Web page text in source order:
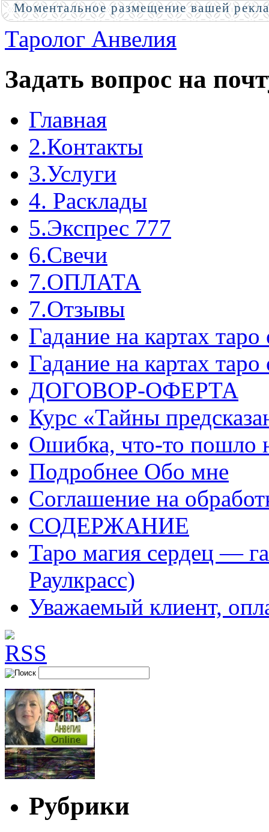
Таролог Анвелия
Задать вопрос на
Главная
2.Контакты
3.Услуги
4. Расклады
5.Экспрес 777
6.Свечи
7.ОПЛАТА
7.Отзывы
Гадание на картах
Гадание на картах
ДОГОВОР-ОФЕРТА
Курс «Тайны
Ошибка, что-то пошло
Подробнее Обо мне
Соглашение на
СОДЕРЖАНИЕ
Таро магия сердец —
Раулкрасс)
Уважаемый клиент,
Рубрики
Моментальное размещение вашей